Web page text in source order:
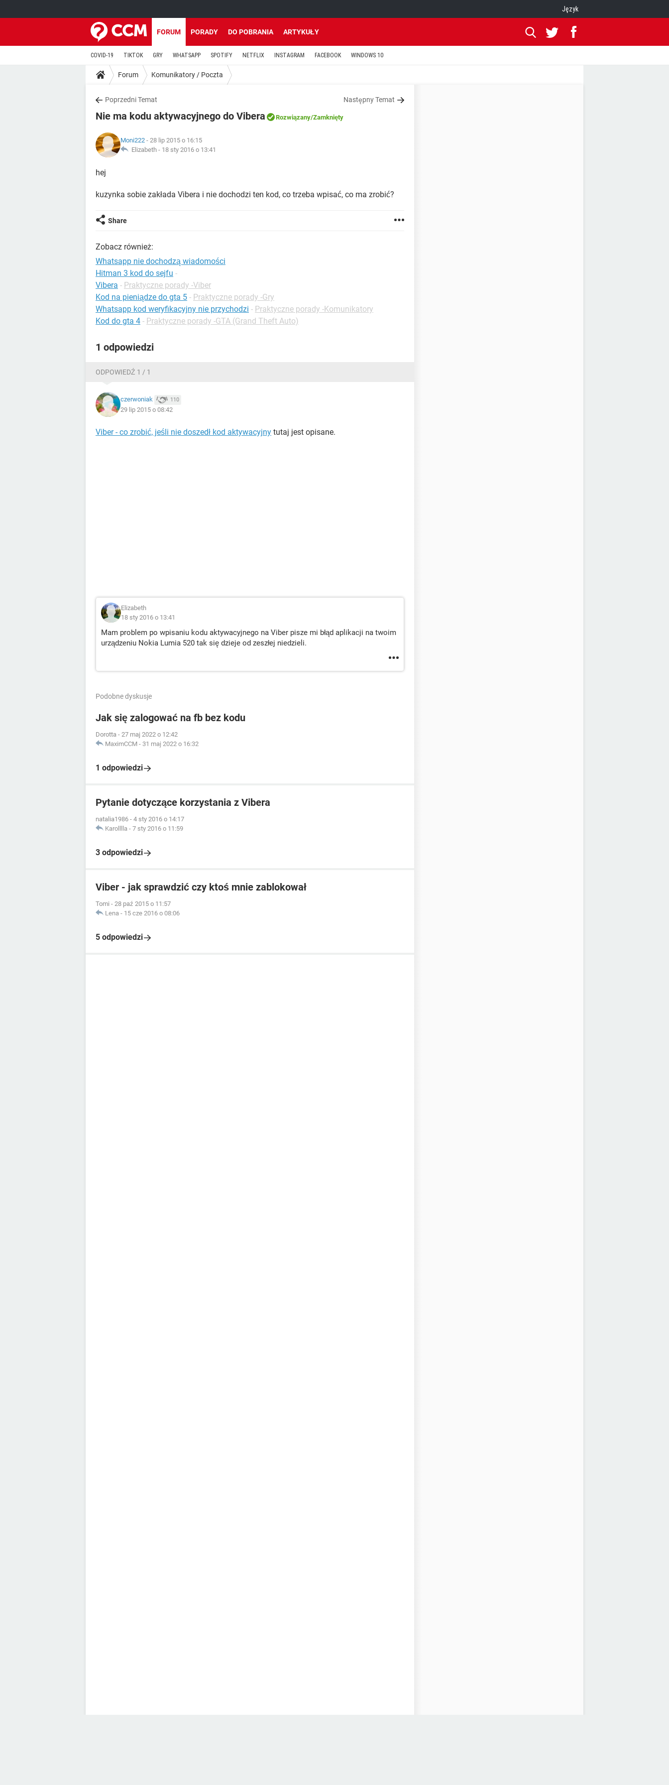
Język
FORUM PORADY DO POBRANIA ARTYKUŁY
COVID-19 TIKTOK GRY WHATSAPP SPOTIFY NETFLIX INSTAGRAM FACEBOOK WINDOWS 10
Forum Komunikatory / Poczta
Poprzedni Temat Następny Temat
Nie ma kodu aktywacyjnego do Vibera Rozwiązany/Zamknięty
Moni222 - 28 lip 2015 o 16:15
Elizabeth - 18 sty 2016 o 13:41
hej
kuzynka sobie zakłada Vibera i nie dochodzi ten kod, co trzeba wpisać, co ma zrobić?
Share
Zobacz również:
Whatsapp nie dochodzą wiadomości
Hitman 3 kod do sejfu -
Vibera - Praktyczne porady -Viber
Kod na pieniądze do gta 5 - Praktyczne porady -Gry
Whatsapp kod weryfikacyjny nie przychodzi - Praktyczne porady -Komunikatory
Kod do gta 4 - Praktyczne porady -GTA (Grand Theft Auto)
1 odpowiedzi
ODPOWIEDŹ 1 / 1
czerwoniak 110
29 lip 2015 o 08:42
Viber - co zrobić, jeśli nie doszedł kod aktywacyjny tutaj jest opisane.
Elizabeth
18 sty 2016 o 13:41
Mam problem po wpisaniu kodu aktywacyjnego na Viber pisze mi błąd aplikacji na twoim
urządzeniu Nokia Lumia 520 tak się dzieje od zeszłej niedzieli.
Podobne dyskusje
Jak się zalogować na fb bez kodu
Dorotta - 27 maj 2022 o 12:42
MaximCCM - 31 maj 2022 o 16:32
1 odpowiedzi
Pytanie dotyczące korzystania z Vibera
natalia1986 - 4 sty 2016 o 14:17
Karolllla - 7 sty 2016 o 11:59
3 odpowiedzi
Viber - jak sprawdzić czy ktoś mnie zablokował
Tomi - 28 paź 2015 o 11:57
Lena - 15 cze 2016 o 08:06
5 odpowiedzi